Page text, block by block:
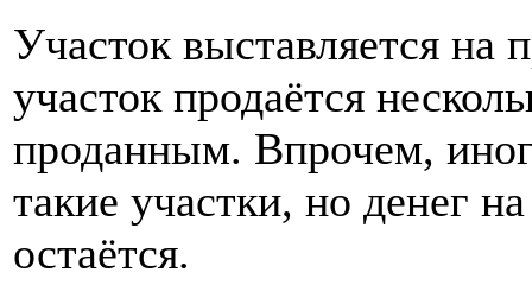
Участок выставляется на
участок продаётся
проданным. Впрочем,
такие участки, но денег
остаётся.